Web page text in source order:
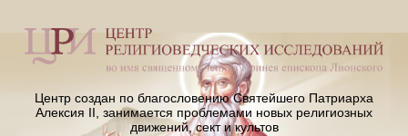
Центр создан по благословению Святейшего Патриарха
Алексия II, занимается проблемами новых религиозных
движений, сект и культов